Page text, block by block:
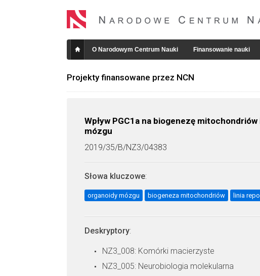
O Narodowym Centrum Nauki Finansowanie nauki
Projekty finansowane przez NCN
Wpływ PGC1a na biogenezę
mózgu
2019/35/B/NZ3/04383
Słowa kluczowe:
organoidy mózgu biogeneza mitochondriów linia
Deskryptory:
NZ3_008: Komórki macierzyste
NZ3_005: Neurobiologia molekularna